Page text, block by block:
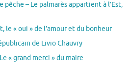
pêche – Le palmarès appartient à l’Est,
le « oui » de l’amour et du bonheur
de Livio Chauvry
« grand merci » du maire